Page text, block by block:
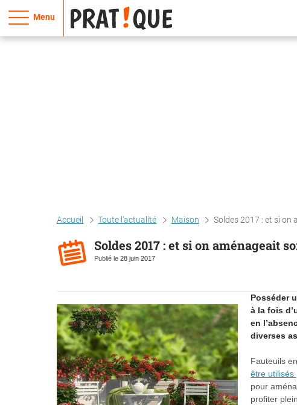
Menu
Accueil Toute l'actualité Maison Soldes 2017 : et si on
Soldes 2017 : et si on aménageait
Publié le 28 juin 2017
Posséder
à la fois
en
diverses
Fauteuils
être utilisés
pour
profiter